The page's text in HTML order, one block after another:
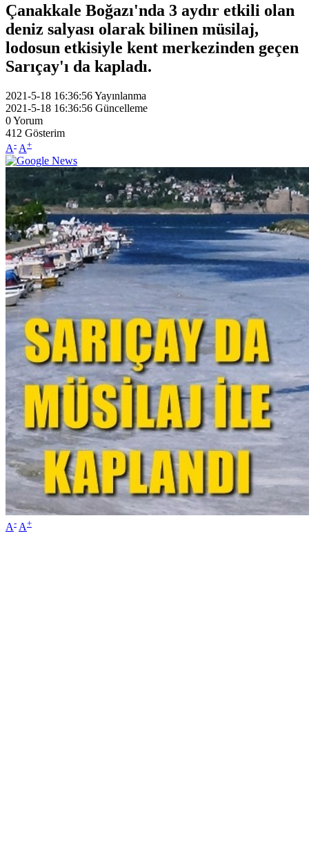
Çanakkale Boğazı'nda 3 aydır etkili olan
deniz salyası olarak bilinen müsilaj,
lodosun etkisiyle kent merkezinden geçen
Sarıçay'ı da kapladı.
2021-5-18 16:36:56Yayınlanma
2021-5-18 16:36:56 Güncelleme
0Yorum
412 Gösterim
A- A+
A- A+